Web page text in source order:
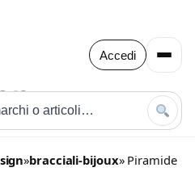
Accedi
»bracciali-bijoux» Piramide